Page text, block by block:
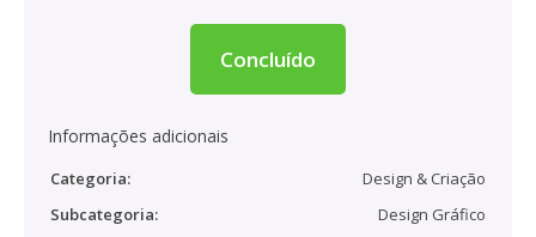
Concluído
Informações adicionais
Categoria:
Design & Criação
Subcategoria:
Design Gráfico